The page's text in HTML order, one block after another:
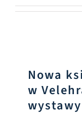
Wydarzenia
Nowa
w
wystawy